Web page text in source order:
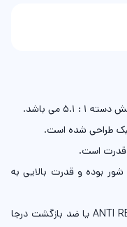
می باشد.
طراحی شده است.
قدرت است.
شور بوده و قدرت بالایی به
کلاچ دارای گیربکس و دارای سیستم ANTI REVERSE یا ضد بازگشت درجا